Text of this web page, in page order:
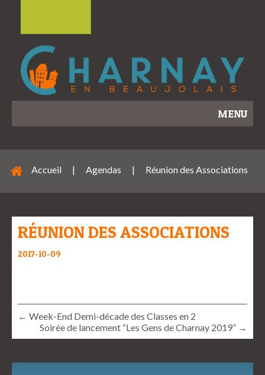
MENU
Accueil | Agendas | Réunion des Associations
RÉUNION DES ASSOCIATIONS
2017-10-09
← Week-End Demi-décade des Classes en 2
Soirée de lancement “Les Gens de Charnay 2019” →